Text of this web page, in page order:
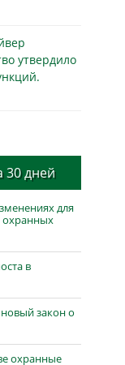
утвердило
30 дней
для
охранных
в
новый закон о
охранные